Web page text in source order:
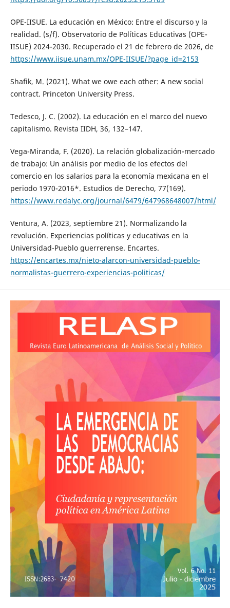
OPE-IISUE. La educación en México: Entre el discurso y la
realidad. (s/f). Observatorio de Políticas Educativas (OPE-
IISUE) 2024-2030. Recuperado el 21 de febrero de 2026, de
https://www.iisue.unam.mx/OPE-IISUE/?page_id=2153
Shafik, M. (2021). What we owe each other: A new social
contract. Princeton University Press.
Tedesco, J. C. (2002). La educación en el marco del nuevo
capitalismo. Revista IIDH, 36, 132–147.
Vega-Miranda, F. (2020). La relación globalización-mercado
de trabajo: Un análisis por medio de los efectos del
comercio en los salarios para la economía mexicana en el
periodo 1970-2016*. Estudios de Derecho, 77(169).
https://www.redalyc.org/journal/6479/647968648007/html/
Ventura, A. (2023, septiembre 21). Normalizando la
revolución. Experiencias políticas y educativas en la
Universidad-Pueblo guerrerense. Encartes.
https://encartes.mx/nieto-alarcon-universidad-pueblo-
normalistas-guerrero-experiencias-politicas/